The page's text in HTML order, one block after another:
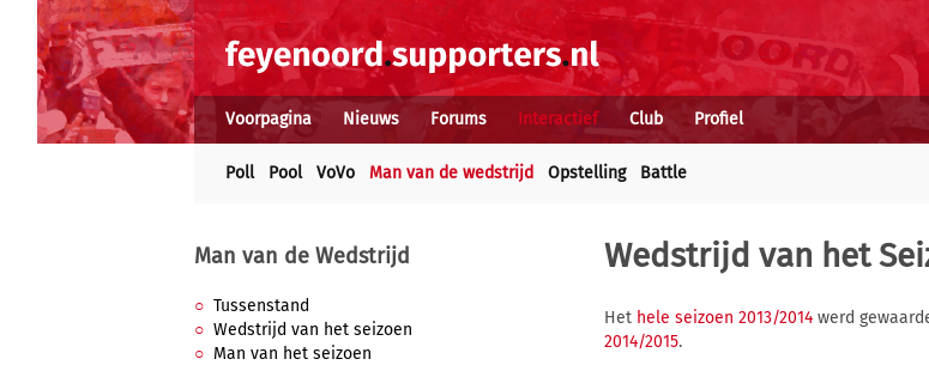
Voorpagina Nieuws Forums Interactief Club Profiel
Poll Pool VoVo Man van de wedstrijd Opstelling Battle
Man van de Wedstrijd
Tussenstand
Wedstrijd van het seizoen
Man van het seizoen
Wedstrijd van het
Het hele seizoen 2013/2014 werd
2014/2015.